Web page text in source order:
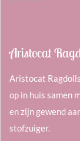
Aristocat
Aristocat
op in huis samen
en zijn gewend
stofzuiger.